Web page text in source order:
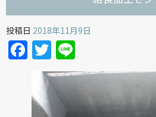
投稿日 2018年11月9日
Facebook
Twitter